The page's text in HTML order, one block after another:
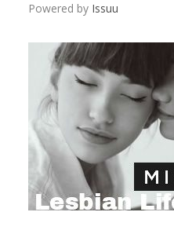
Powered by Issuu